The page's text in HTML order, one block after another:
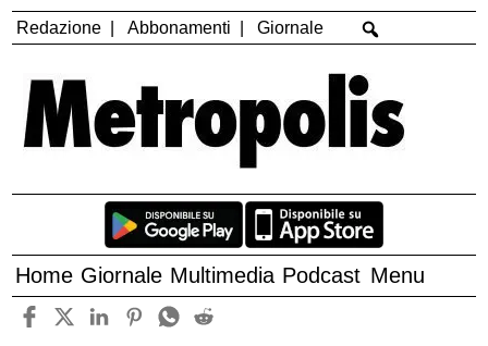
Redazione Abbonamenti Giornale
Home Giornale Multimedia Podcast Menu